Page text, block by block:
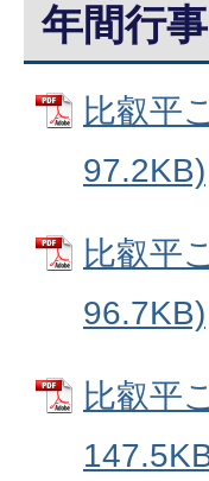
年間行
比叡平
97.2KB)
比叡平
96.7KB)
比叡平